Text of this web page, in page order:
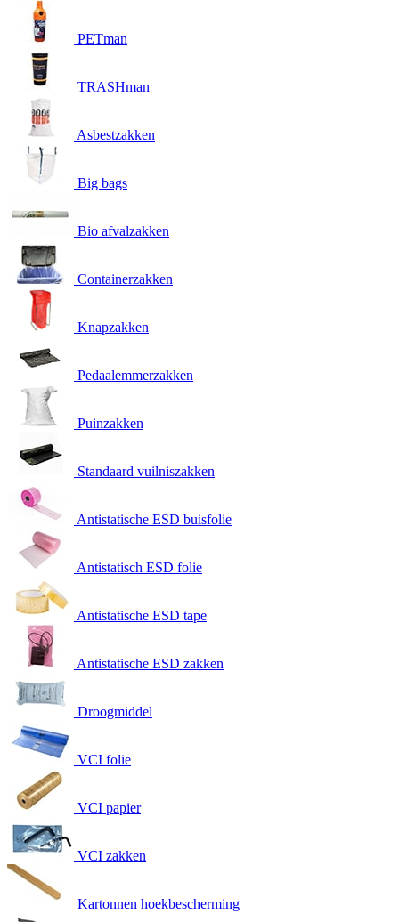
PETman
TRASHman
Asbestzakken
Big bags
Bio afvalzakken
Containerzakken
Knapzakken
Pedaalemmerzakken
Puinzakken
Standaard vuilniszakken
Antistatische ESD buisfolie
Antistatisch ESD folie
Antistatische ESD tape
Antistatische ESD zakken
Droogmiddel
VCI folie
VCI papier
VCI zakken
Kartonnen hoekbescherming